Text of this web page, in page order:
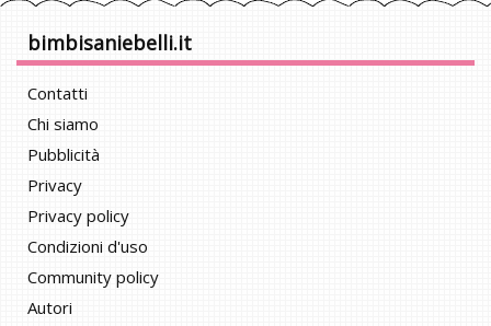
bimbisaniebelli.it
Contatti
Chi siamo
Pubblicità
Privacy
Privacy policy
Condizioni d'uso
Community policy
Autori